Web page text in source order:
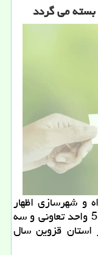
می گردد
و شهرسازی اظهار
داشت: با تكمیل و تحمیل یك هزار و 51 واحد تعاونی و سه
استان قزوین سال